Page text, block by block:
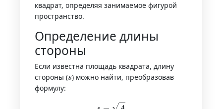
квадрат, определяя занимаемое фигурой
пространство.
Определение длины
стороны
Если известна площадь квадрата, длину
стороны (
s
) можно найти, преобразовав
формулу:
A